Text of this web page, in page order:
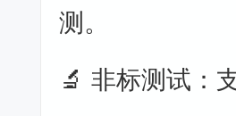
测。
🔬 非标测试：